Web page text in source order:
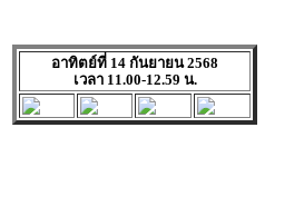
อาทิตย์ที่ 14 กันยายน 2568
เวลา 11.00-12.59 น.